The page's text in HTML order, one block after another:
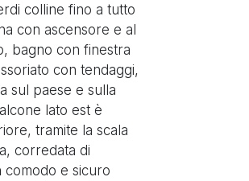
colline fino a tutto
con ascensore e al
bagno con finestra
con tendaggi,
sul paese e sulla
lato est è
tramite la scala
corredata di
e sicuro